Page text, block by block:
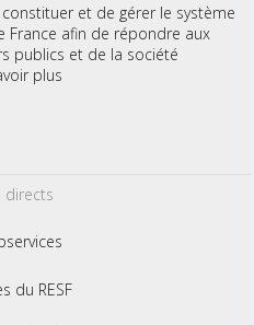
et de gérer le système
France afin de répondre aux
publics et de la société
plus
directs
du RESF